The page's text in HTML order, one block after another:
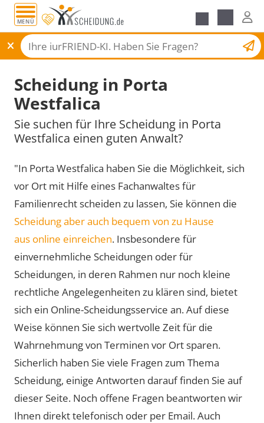
MENÜ
Scheidungsantrag
Scheidung in Porta
Westfalica
Sie suchen für Ihre Scheidung in Porta
Westfalica einen guten Anwalt?
"In Porta Westfalica haben Sie die Möglichkeit, sich
vor Ort mit Hilfe eines Fachanwaltes für
Familienrecht scheiden zu lassen, Sie können die
Scheidung aber auch bequem von zu Hause
aus online einreichen. Insbesondere für
einvernehmliche Scheidungen oder für
Scheidungen, in deren Rahmen nur noch kleine
rechtliche Angelegenheiten zu klären sind, bietet
sich ein Online-Scheidungsservice an. Auf diese
Weise können Sie sich wertvolle Zeit für die
Wahrnehmung von Terminen vor Ort sparen.
Sicherlich haben Sie viele Fragen zum Thema
Scheidung, einige Antworten darauf finden Sie auf
dieser Seite. Noch offene Fragen beantworten wir
Ihnen direkt telefonisch oder per Email. Auch